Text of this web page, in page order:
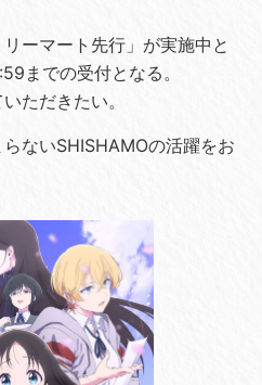
ーマート先行」が実施中と
までの受付となる。
ただきたい。
ないSHISHAMOの活躍をお